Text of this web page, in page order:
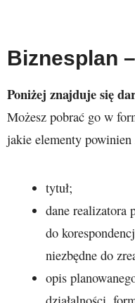
Biznesplan
Poniżej znajduje się
Możesz pobrać go w
jakie elementy powinien
tytuł;
dane realizatora
do
niezbędne do
opis